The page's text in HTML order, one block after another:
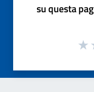
su questa